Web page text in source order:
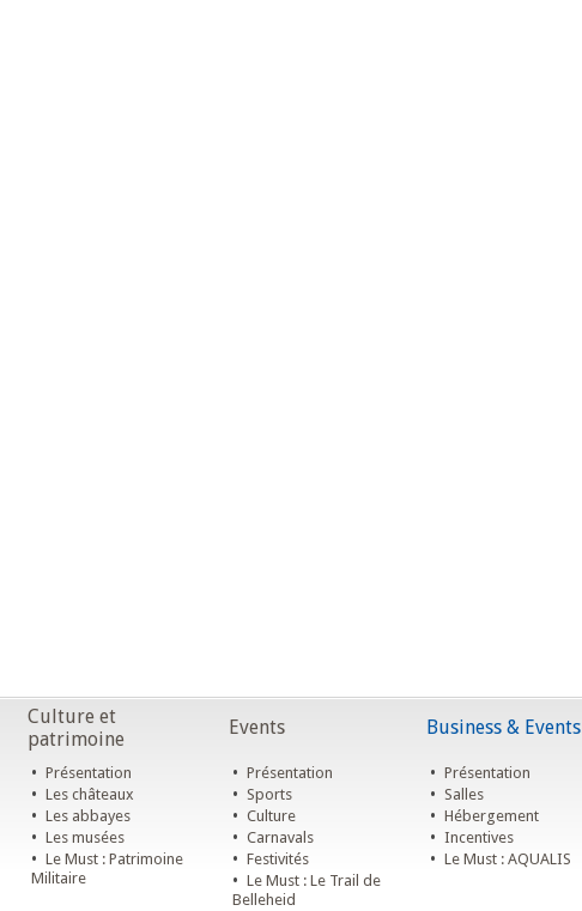
Culture et
patrimoine
Events Business & Events
• Présentation
• Les châteaux
• Les abbayes
• Les musées
• Le Must : Patrimoine
Militaire
• Présentation
• Sports
• Culture
• Carnavals
• Festivités
• Le Must : Le Trail de
Belleheid
• Présentation
• Salles
• Hébergement
• Incentives
• Le Must : AQUALIS